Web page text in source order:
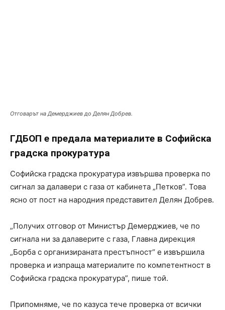
Отговарът на Демерджиев до Делян Добрев.
ГДБОП е предала материалите в Софийска
градска прокуратура
Софийска градска прокуратура извършва проверка по
сигнал за далавери с газа от кабинета „Петков”. Това
ясно от пост на народния представител Делян Добрев.
„Получих отговор от Министър Демерджиев, че по
сигнала ни за далаверите с газа, Главна дирекция
„Борба с организираната престъпност“ е извършила
проверка и изпраща материалите по компетентност в
Софийска градска прокуратура”, пише той.
Припомняме, че по казуса тече проверка от всички